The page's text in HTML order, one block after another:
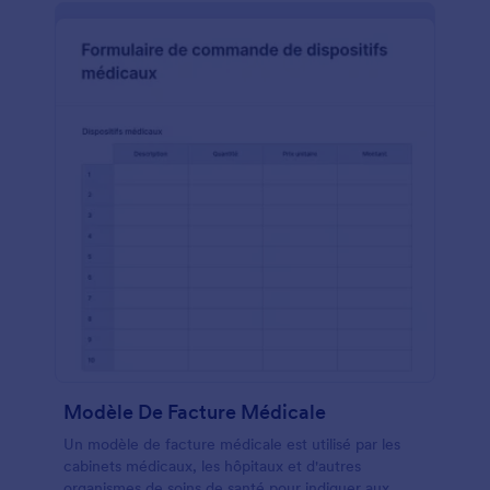
Modèle De Facture Médicale
Un modèle de facture médicale est utilisé par les
cabinets médicaux, les hôpitaux et d'autres